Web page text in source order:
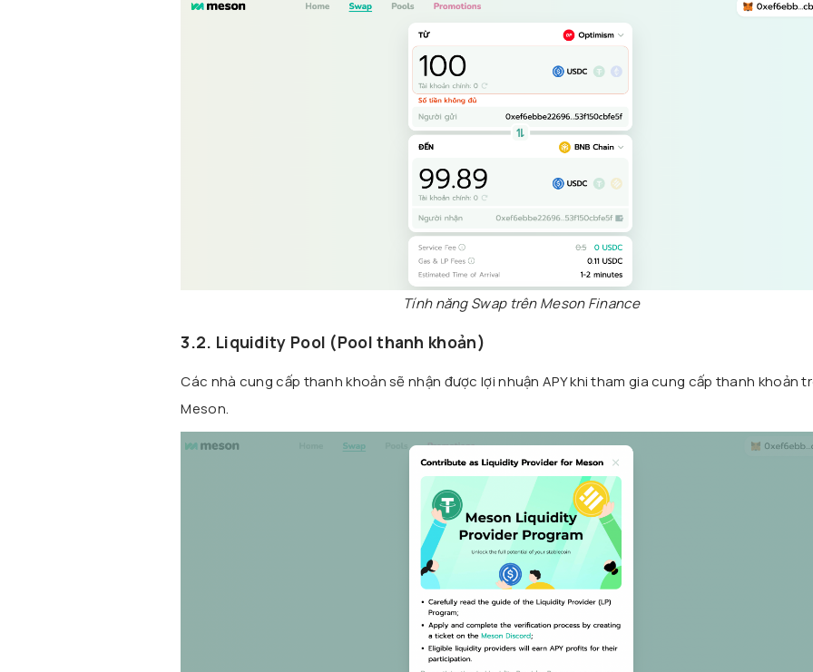
Tính năng Swap trên Meson Finance
3.2. Liquidity Pool (Pool thanh khoản)
Các nhà cung cấp thanh khoản sẽ nhận được lợi nhuận APY khi tham gia cung cấp thanh khoản
Meson.